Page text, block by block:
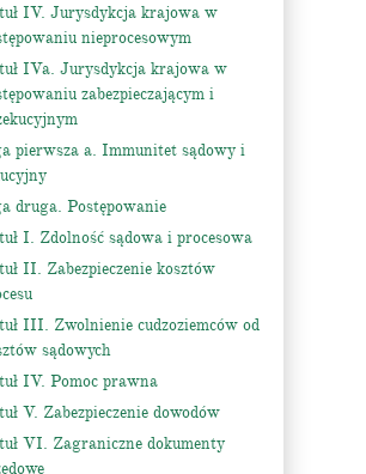
IV. Jurysdykcja krajowa w
nieprocesowym
IVa. Jurysdykcja krajowa w
zabezpieczającym i
pierwsza a. Immunitet sądowy i
druga. Postępowanie
I. Zdolność sądowa i procesowa
II. Zabezpieczenie kosztów
III. Zwolnienie cudzoziemców od
sądowych
IV. Pomoc prawna
V. Zabezpieczenie dowodów
VI. Zagraniczne dokumenty